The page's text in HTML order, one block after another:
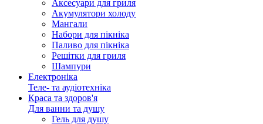
Аксесуари для гриля
Акумулятори холоду
Мангали
Набори для пікніка
Паливо для пікніка
Решітки для гриля
Шампури
Електроніка
Теле- та аудіотехніка
Краса та здоров'я
Для ванни та душу
Гель для душу